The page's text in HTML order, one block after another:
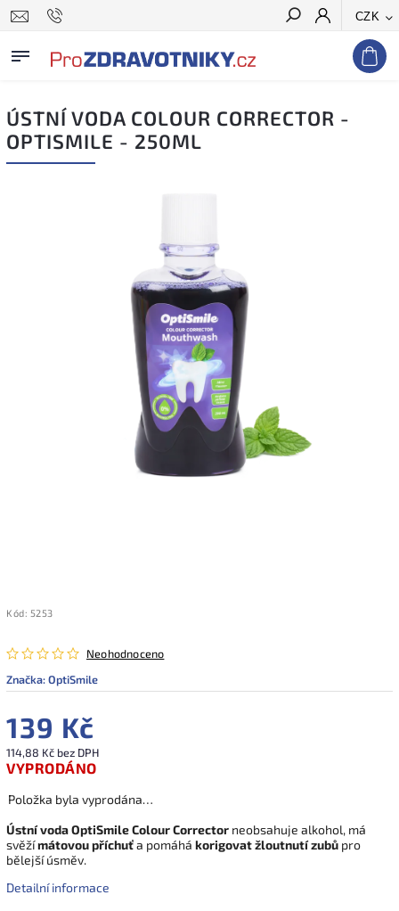
CZK
Hledat
ÚSTNÍ VODA COLOUR CORRECTOR -
OPTISMILE - 250ML
Kód: 5253
Neohodnoceno
Značka:OptiSmile
139 Kč
114,88 Kč bez DPH
VYPRODÁNO
Položka byla vyprodána…
Ústní voda OptiSmile Colour Corrector neobsahuje alkohol, má
svěžímátovou příchuťa pomáhá korigovat žloutnutí zubů pro
bělejší úsměv.
Detailní informace